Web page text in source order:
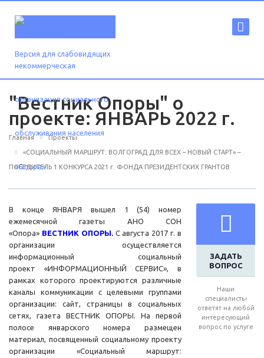
Версия для слабовидящих
"Вестник Опоры" о
проекте: ЯНВАРЬ 2022 г.
Главная Проекты
«СОЦИАЛЬНЫЙ МАРШРУТ: ВОЛГОГРАД ДЛЯ ВСЕХ – НОВЫЙ СТАРТ» –
ПОБЕДИТЕЛЬ 1 КОНКУРСА 2021 г. ФОНДА ПРЕЗИДЕНТСКИХ ГРАНТОВ
ЗАДАТЬ
ВОПРОС
Наши
специалисты
ответят на любой
интересующий
вопрос по услуге
В конце ЯНВАРЯ вышел 1 (54) номер
ежемесячной газеты АНО СОН
«Опора» ВЕСТНИК ОПОРЫ.С августа 2017 г. в
организации осуществляется
информационный социальный
проект «ИНФОРМАЦИОННЫЙ СЕРВИС», в
рамках которого проектируются различные
каналы коммуникации с целевыми группами
организации: сайт, страницы в социальных
сетях, газета ВЕСТНИК ОПОРЫ. На первой
полосе январского номера размещен
материал, посвященный социальному проекту
организации «Социальный маршрут: